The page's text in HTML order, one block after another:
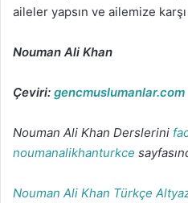
aileler yapsın ve ailemize
Nouman Ali Khan
Çeviri: gencmuslumanlar.com
Nouman Ali Khan Derslerini
noumanalikhanturkce
Nouman Ali Khan Türkçe